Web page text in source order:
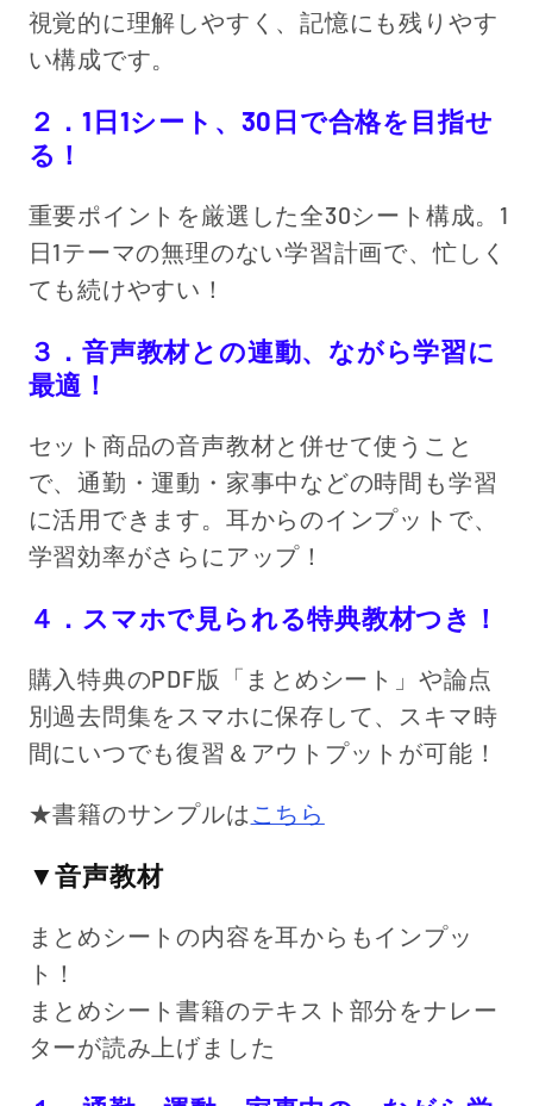
視覚的に理解しやすく、記憶にも残りやす
い構成です。
２．1日1シート、30日で合格を目指せ
る！
重要ポイントを厳選した全30シート構成。1
日1テーマの無理のない学習計画で、忙しく
ても続けやすい！
３．音声教材との連動、ながら学習に
最適！
セット商品の音声教材と併せて使うこと
で、通勤・運動・家事中などの時間も学習
に活用できます。耳からのインプットで、
学習効率がさらにアップ！
４．スマホで見られる特典教材つき！
購入特典のPDF版「まとめシート」や論点
別過去問集をスマホに保存して、スキマ時
間にいつでも復習＆アウトプットが可能！
★書籍のサンプルは こちら
▼音声教材
まとめシートの内容を耳からもインプッ
ト！
まとめシート書籍のテキスト部分をナレー
ターが読み上げました